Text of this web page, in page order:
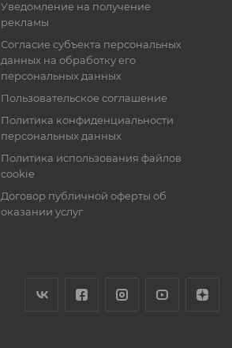
Уведомление на получение
рекламы
Согласие субъекта персональных
данных на обработку его
персональных данных
Пользовательское соглашение
Политика конфиденциальности
персональных данных
Политика использования файлов
cookie
Договор публичной оферты об
оказании услуг